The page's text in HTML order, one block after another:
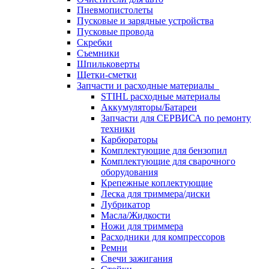
Пневмопистолеты
Пусковые и зарядные устройства
Пусковые провода
Скребки
Съемники
Шпильковерты
Щетки-сметки
Запчасти и расходные материалы
STIHL расходные материалы
Аккумуляторы/Батареи
Запчасти для СЕРВИСА по ремонту
техники
Карбюраторы
Комплектующие для бензопил
Комплектующие для сварочного
оборудования
Крепежные коплектующие
Леска для триммера/диски
Лубрикатор
Масла/Жидкости
Ножи для триммера
Расходники для компрессоров
Ремни
Свечи зажигания